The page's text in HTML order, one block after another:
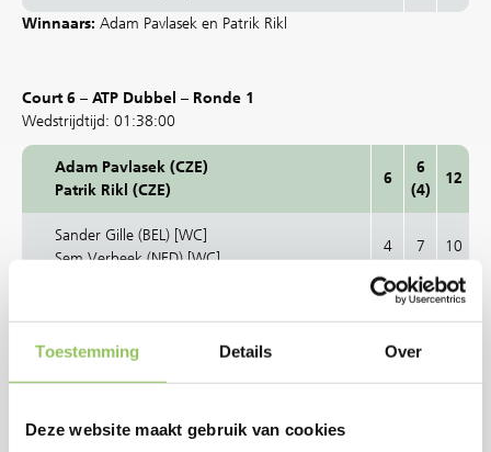
Toestemming Details Over
Deze website maakt gebruik van cookies
Winnaars: Adam Pavlasek en Patrik Rikl
Court 6 – ATP Dubbel – Ronde 1
Wedstrijdtijd: 01:38:00
Adam Pavlasek (CZE)
Patrik Rikl (CZE)
6
6
(4)
12
Sander Gille (BEL) [WC]
Sem Verbeek (NED) [WC]
4 7 10
Court 6 – ATP Enkel – Ronde 2
Wedstrijdtijd: 00:54:00
Kamil Majchrzak (POL)